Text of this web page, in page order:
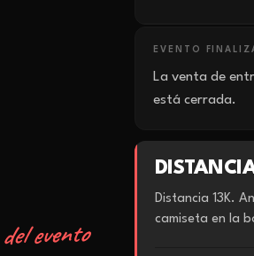
del evento
EVENTO
La venta de
está cerrada.
Distancia 13K.
camiseta en la